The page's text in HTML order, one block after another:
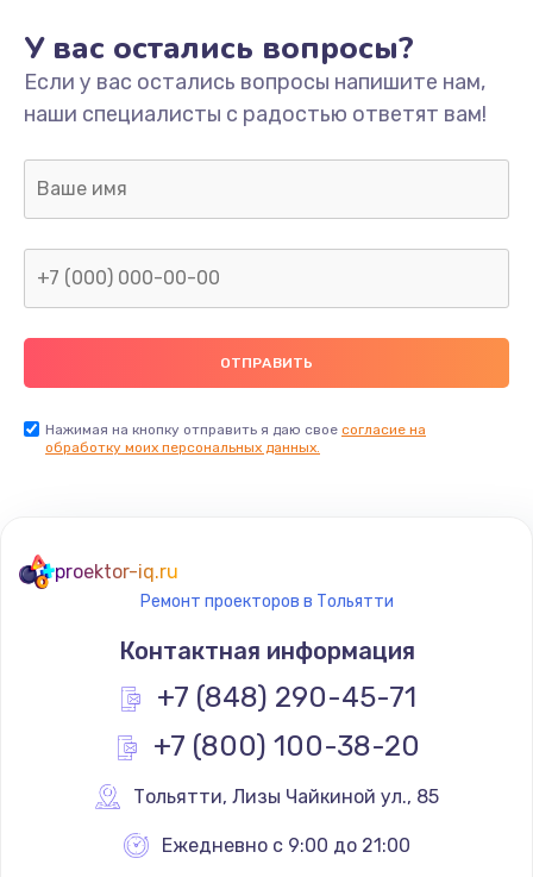
У вас остались вопросы?
Если у вас остались вопросы напишите нам,
наши специалисты с радостью ответят вам!
Нажимая на кнопку отправить я даю свое согласие на
обработку моих персональных данных.
proektor-iq.ru
Ремонт проекторов в Тольятти
Контактная информация
+7 (848) 290-45-71
+7 (800) 100-38-20
Тольятти, Лизы Чайкиной ул., 85
Ежедневно с 9:00 до 21:00